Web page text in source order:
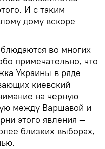
И с таким
дому вскоре
во многих
примечательно, что
Украины в ряде
киевский
на черную
между Варшавой и
этого явления —
близких выборах,